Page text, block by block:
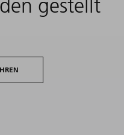
gestellt